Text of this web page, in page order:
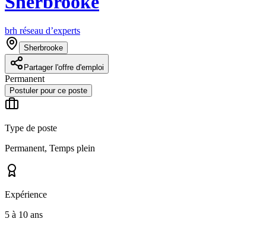
brh réseau d’experts
Sherbrooke
Partager l'offre d'emploi
Permanent
Postuler pour ce poste
Type de poste
Permanent, Temps plein
Expérience
5 à 10 ans